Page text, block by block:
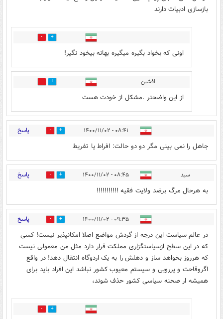
بازسازی ادبیات دارند
14
اونی که بخواد بگیره میگیره بهانه بیخود نگیر!
افشین 1
از این واضحتر .مشکل از خودت هست
۰۸:۴۱ - ۱۴۰۰/۱۱/۰۲ 28 پاسخ
جاهل را نمی بینی مگر دو دو حالت: افراط یا تفریط
سید ۰۸:۴۵ - ۱۴۰۰/۱۱/۰۲ 30 پاسخ
به هرحال مرگ برضد ولایت فقیه !!!!!!!!!!!
۰۹:۳۵ - ۱۴۰۰/۱۱/۰۲ 18 پاسخ
در عالم سیاست این درجه از گردش مواضع اصلا امکانپذیر نیست! کسی
که در این سطح ازسیاستگزاری مملکت قرار دارد مثل من معمولی نیست
که هرروز بخواهد ساز و دهلش را به یک اردوگاه انتقال دهد! در واقع
اگروقاحت و پررویی و سیستم معیوب کشور نباشد این افراد باید برای
همیشه ار صحنه سیاسی کشور حذف شوند،
6